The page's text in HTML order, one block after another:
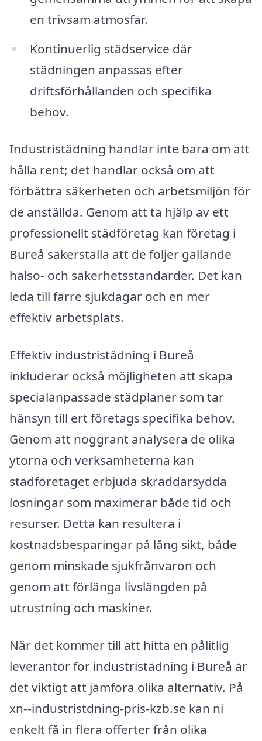
en trivsam atmosfär.
Kontinuerlig städservice där
städningen anpassas efter
driftsförhållanden och specifika
behov.
Industristädning handlar inte bara om att
hålla rent; det handlar också om att
förbättra säkerheten och arbetsmiljön för
de anställda. Genom att ta hjälp av ett
professionellt städföretag kan företag i
Bureå säkerställa att de följer gällande
hälso- och säkerhetsstandarder. Det kan
leda till färre sjukdagar och en mer
effektiv arbetsplats.
Effektiv industristädning i Bureå
inkluderar också möjligheten att skapa
specialanpassade städplaner som tar
hänsyn till ert företags specifika behov.
Genom att noggrant analysera de olika
ytorna och verksamheterna kan
städföretaget erbjuda skräddarsydda
lösningar som maximerar både tid och
resurser. Detta kan resultera i
kostnadsbesparingar på lång sikt, både
genom minskade sjukfrånvaron och
genom att förlänga livslängden på
utrustning och maskiner.
När det kommer till att hitta en pålitlig
leverantör för industristädning i Bureå är
det viktigt att jämföra olika alternativ. På
xn--industristdning-pris-kzb.se kan ni
enkelt få in flera offerter från olika